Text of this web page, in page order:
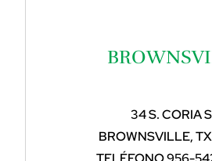
34 S. CORIA
BROWNSVILLE,